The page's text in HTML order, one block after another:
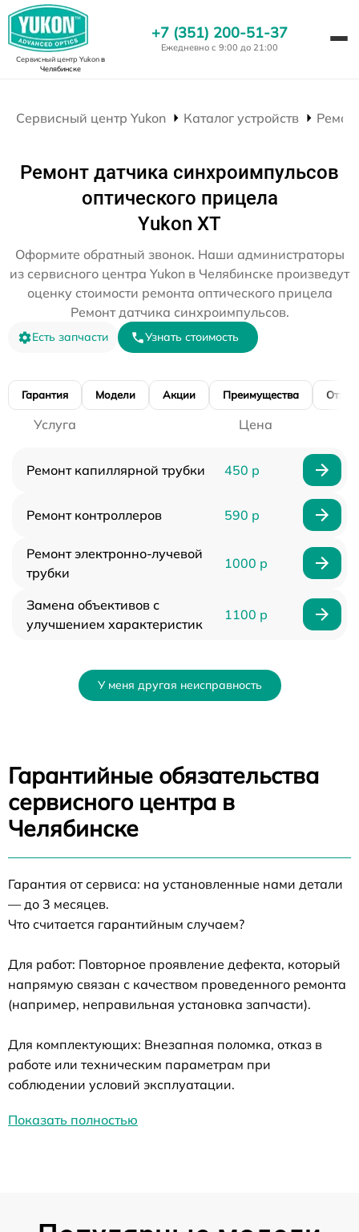
Сервисный центр Yukonв
Челябинске
+7 (351) 200-51-37
Ежедневно с 9:00 до 21:00
Сервисный центр Yukon Каталог устройств
Ремонт датчика синхроимпульсов
оптического прицела
Yukon XT
Оформите обратный звонок. Наши администраторы
из сервисного центра Yukon в Челябинске произведут
оценку стоимости ремонта оптического прицела
Ремонт датчика синхроимпульсов.
Есть запчасти Узнать стоимость
Гарантия Модели Акции Преимущества
Услуга Цена
Ремонт капиллярной трубки 450 р
Ремонт контроллеров 590 р
Ремонт электронно-лучевой
трубки
1000 р
Замена объективов с
улучшением характеристик
1100 р
У меня другая неисправность
Гарантийные обязательства
сервисного центра в
Челябинске
Гарантия от сервиса: на установленные нами детали
— до 3 месяцев.
Что считается гарантийным случаем?
Для работ: Повторное проявление дефекта, который
напрямую связан с качеством проведенного ремонта
(например, неправильная установка запчасти).
Для комплектующих: Внезапная поломка, отказ в
работе или техническим параметрам при
соблюдении условий эксплуатации.
Показать полностью